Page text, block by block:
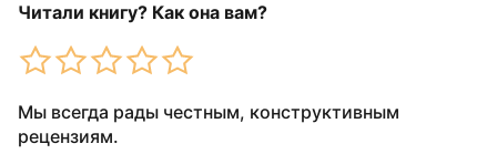
Читали книгу? Как она вам?
Мы всегда рады честным, конструктивным
рецензиям.